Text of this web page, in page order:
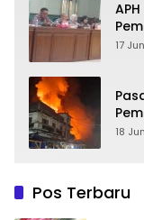
17
18
Pos Terbaru